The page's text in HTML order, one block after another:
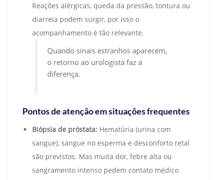
Reações alérgicas, queda da pressão, tontura ou
diarreia podem surgir, por isso o
acompanhamento é tão relevante.
Quando sinais estranhos aparecem,
o retorno ao urologista faz a
diferença.
Pontos de atenção em situações frequentes
Biópsia de próstata: Hematúria (urina com
sangue), sangue no esperma e desconforto retal
são previstos. Mas muita dor, febre alta ou
sangramento intenso pedem contato médico